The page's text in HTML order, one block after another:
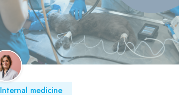
Internal medicine